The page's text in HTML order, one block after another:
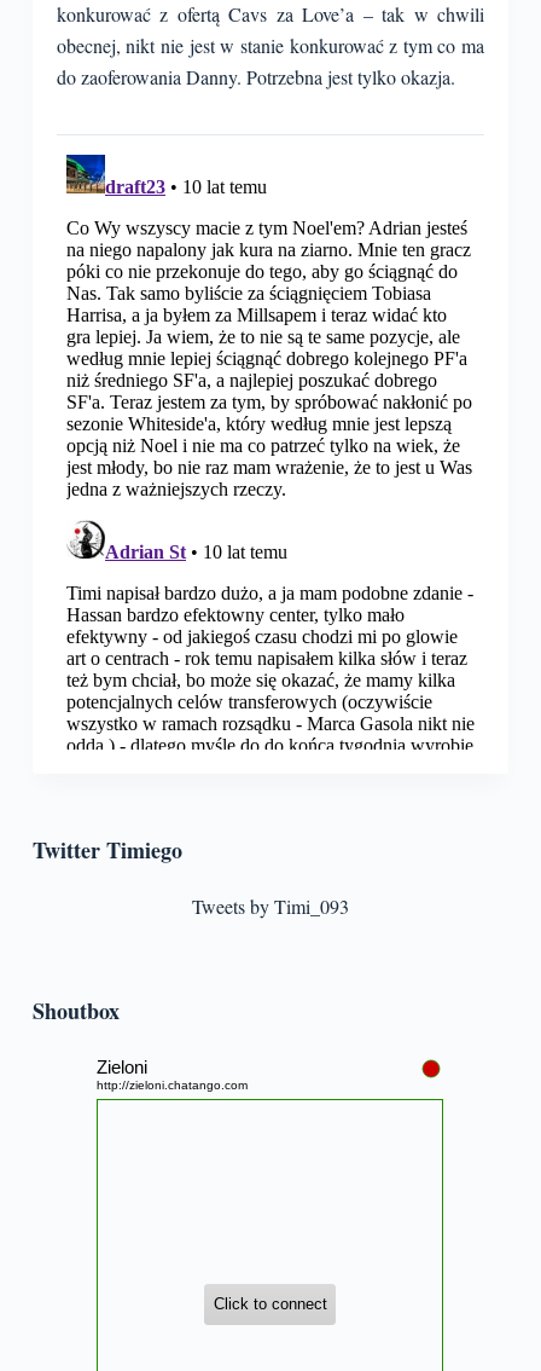
konkurować z ofertą Cavs za Love’a – tak w chwili
obecnej, nikt nie jest w stanie konkurować z tym co ma
do zaoferowania Danny. Potrzebna jest tylko okazja.
Twitter Timiego
Tweets by Timi_093
Shoutbox